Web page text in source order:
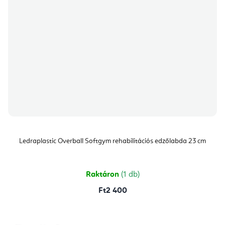
Ledraplastic Overball Softgym rehabilitációs edzőlabda 23 cm
Raktáron (1 db)
Ft2 400